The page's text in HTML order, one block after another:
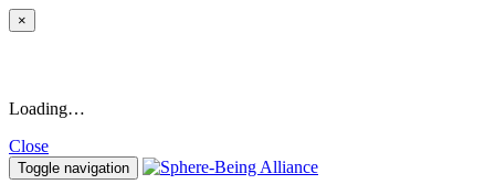
×
Loading…
Close
Toggle navigation